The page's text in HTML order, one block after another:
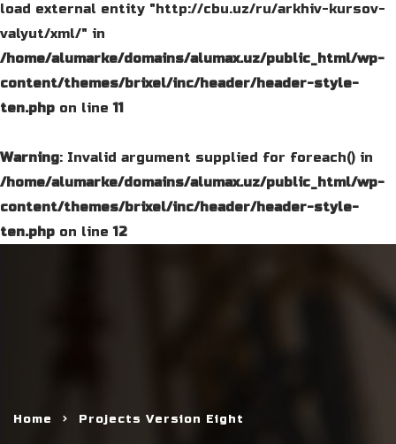
load external entity "http://cbu.uz/ru/arkhiv-kursov-
valyut/xml/" in
/home/alumarke/domains/alumax.uz/public_html/wp-
content/themes/brixel/inc/header/header-style-
ten.php on line11
Warning: Invalid argument supplied for foreach() in
/home/alumarke/domains/alumax.uz/public_html/wp-
content/themes/brixel/inc/header/header-style-
ten.php on line12
Home Projects Version Eight